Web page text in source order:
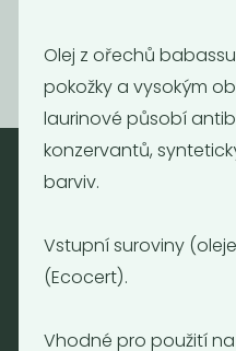
Nebaleno s.r.o.
Bezobalové vegan potraviny
Jaromírova 495/16
Olej z ořechů
pokožky a vysokým
laurinové působí
konzervantů,
barviv.
Vstupní suroviny
(Ecocert).
Vhodné pro použití